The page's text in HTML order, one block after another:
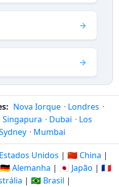
Nova Iorque · Londres ·
Singapura · Dubai · Los
· Mumbai
Unidos | 🇨🇳 China |
🇩🇪 Alemanha | 🇯🇵 Japão | 🇫🇷
| 🇧🇷 Brasil |